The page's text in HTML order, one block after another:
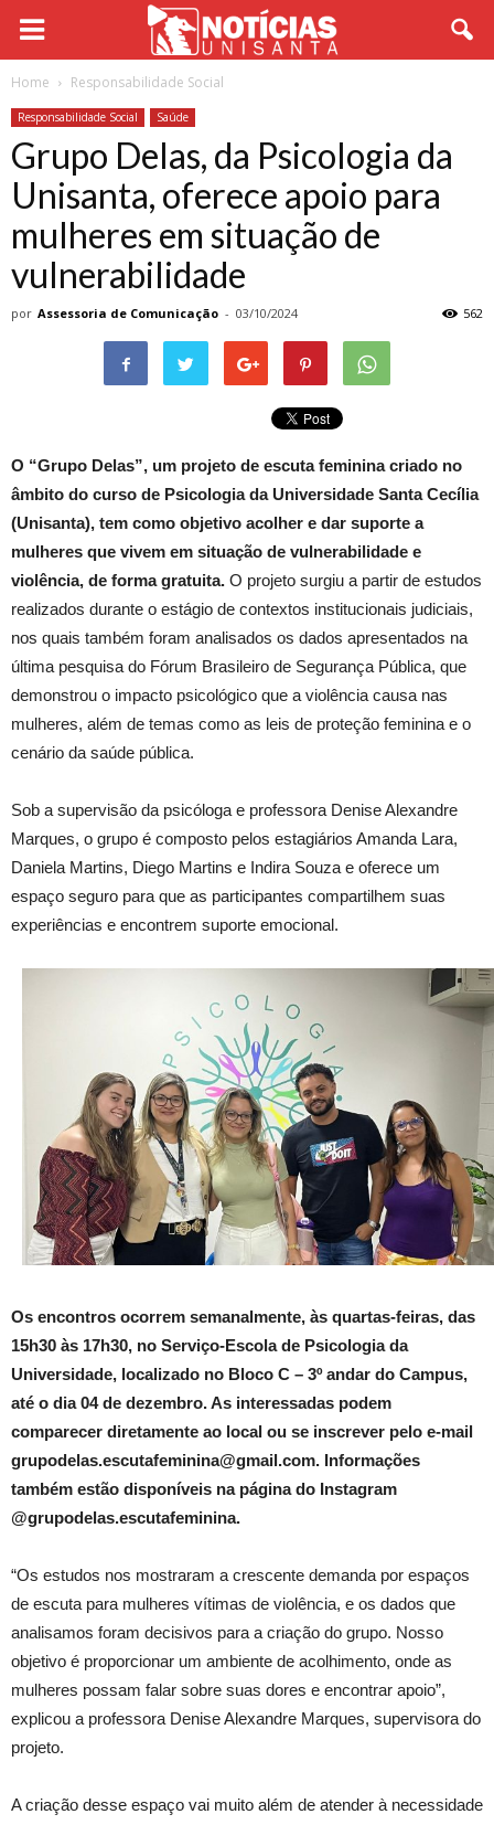
Home Responsabilidade Social
Responsabilidade Social Saúde
Grupo Delas, da Psicologia da
Unisanta, oferece apoio para
mulheres em situação de
vulnerabilidade
por Assessoria de Comunicação - 03/10/2024 562
O “Grupo Delas”, um projeto de escuta feminina criado no
âmbito do curso de Psicologia da Universidade Santa Cecília
(Unisanta), tem como objetivo acolher e dar suporte a
mulheres que vivem em situação de vulnerabilidade e
violência, de forma gratuita. O projeto surgiu a partir de estudos
realizados durante o estágio de contextos institucionais judiciais,
nos quais também foram analisados os dados apresentados na
última pesquisa do Fórum Brasileiro de Segurança Pública, que
demonstrou o impacto psicológico que a violência causa nas
mulheres, além de temas como as leis de proteção feminina e o
cenário da saúde pública.
Sob a supervisão da psicóloga e professora Denise Alexandre
Marques, o grupo é composto pelos estagiários Amanda Lara,
Daniela Martins, Diego Martins e Indira Souza e oferece um
espaço seguro para que as participantes compartilhem suas
experiências e encontrem suporte emocional.
Os encontros ocorrem semanalmente, às quartas-feiras, das
15h30 às 17h30, no Serviço-Escola de Psicologia da
Universidade, localizado no Bloco C – 3º andar do Campus,
até o dia 04 de dezembro. As interessadas podem
comparecer diretamente ao local ou se inscrever pelo e-mail
grupodelas.escutafeminina@gmail.com. Informações
também estão disponíveis na página do Instagram
@grupodelas.escutafeminina.
“Os estudos nos mostraram a crescente demanda por espaços
de escuta para mulheres vítimas de violência, e os dados que
analisamos foram decisivos para a criação do grupo. Nosso
objetivo é proporcionar um ambiente de acolhimento, onde as
mulheres possam falar sobre suas dores e encontrar apoio”,
explicou a professora Denise Alexandre Marques, supervisora do
projeto.
A criação desse espaço vai muito além de atender à necessidade